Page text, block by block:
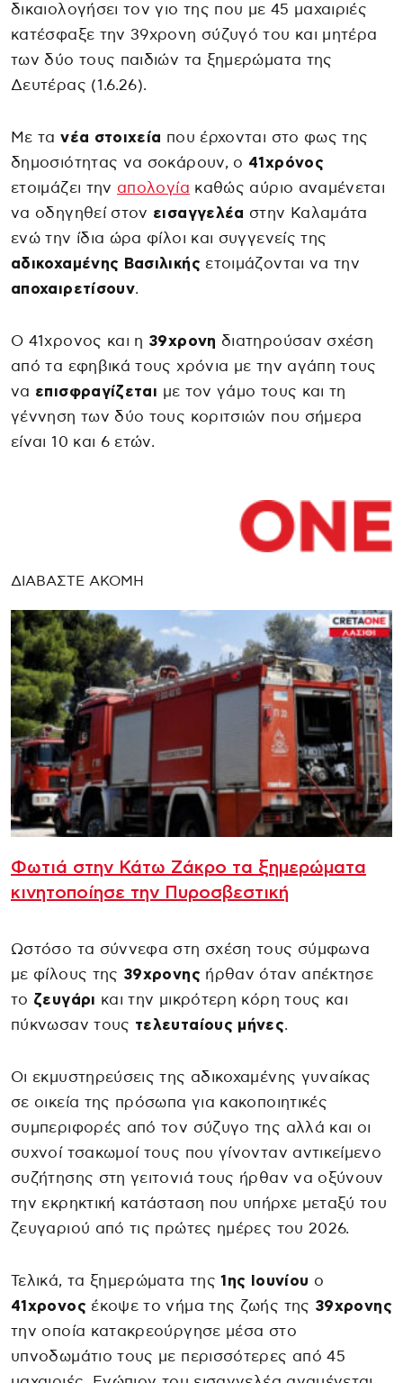
δικαιολογήσει τον γιο της που με 45 μαχαιριές
κατέσφαξε την 39χρονη σύζυγό του και μητέρα
των δύο τους παιδιών τα ξημερώματα της
Δευτέρας (1.6.26).
Με τανέα στοιχεία που έρχονται στο φως της
δημοσιότητας να σοκάρουν, ο 41χρόνος
ετοιμάζει την απολογία καθώς αύριο αναμένεται
να οδηγηθεί στον εισαγγελέα στην Καλαμάτα
ενώ την ίδια ώρα φίλοι και συγγενείς της
αδικοχαμένης Βασιλικήςετοιμάζονται να την
αποχαιρετίσουν.
Ο 41χρονος και η 39χρoνη διατηρούσαν σχέση
από τα εφηβικά τους χρόνια με την αγάπη τους
να επισφραγίζεται με τον γάμο τους και τη
γέννηση των δύο τους κοριτσιών που σήμερα
είναι 10 και 6 ετών.
ΔΙΑΒΑΣΤΕ ΑΚΟΜΗ
Φωτιά στην Κάτω Ζάκρο τα ξημερώματα
κινητοποίησε την Πυροσβεστική
Ωστόσο τα σύννεφα στη σχέση τους σύμφωνα
με φίλους της 39χρονηςήρθαν όταν απέκτησε
το ζευγάρι και την μικρότερη κόρη τους και
πύκνωσαν τους τελευταίους μήνες.
Οι εκμυστηρεύσεις της αδικοχαμένης γυναίκας
σε οικεία της πρόσωπα για κακοποιητικές
συμπεριφορές από τον σύζυγο της αλλά και οι
συχνοί τσακωμοί τους που γίνονταν αντικείμενο
συζήτησης στη γειτονιά τους ήρθαν να οξύνουν
την εκρηκτική κατάσταση που υπήρχε μεταξύ του
ζευγαριού από τις πρώτες ημέρες του 2026.
Τελικά, τα ξημερώματα της1ης Ιουνίου ο
41χρονοςέκοψε το νήμα της ζωής της 39χρονης
την οποία κατακρεούργησε μέσα στο
υπνοδωμάτιο τους με περισσότερες από 45